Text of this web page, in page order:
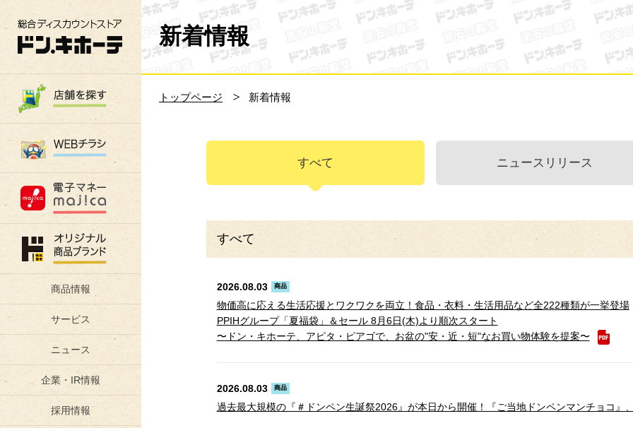
総合ディスカウントストア 驚安の殿堂 ドン・キホーテ
商品情報
サービス
ニュース
企業・IR情報
採用情報
新着情報
トップページ 新着情報
すべて ニュースリリース
すべて
2026.08.03 商品
物価高に応える生活応援とワクワクを両立！食品・衣料・生活用品など全222種類が一挙登場
PPIHグループ「夏福袋」＆セール 8月6日(木)より順次スタート
〜ドン・キホーテ、アピタ・ピアゴで、お盆の"安・近・短"なお買い物体験を提案〜
2026.08.03 商品
過去最大規模の『＃ドンペン生誕祭2026』が本日から開催！『ご当地ドンペンマンチョコ』